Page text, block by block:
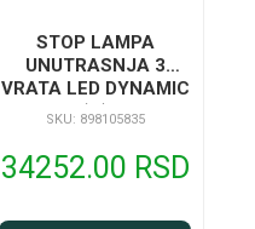
STOP LAMPA
UNUTRASNJA 3
VRATA LED DYNAMIC
(O)
SKU: 898105835
34252.00 RSD